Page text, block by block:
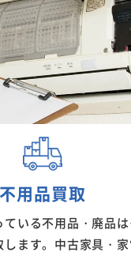
不用品買取
いる不用品・廃品
します。中古家具・